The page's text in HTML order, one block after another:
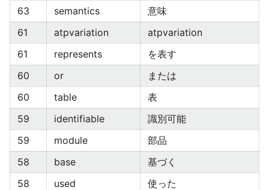
63
semantics
意味
61
atpvariation
atpvariation
61
represents
を表す
60
or
または
60
table
表
59
identifiable
識別可能
59
module
部品
58
base
基づく
58
used
使った